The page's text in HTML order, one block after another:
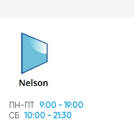
ПН-ПТ
9:00 - 19:00
СБ
10:00 - 21:30